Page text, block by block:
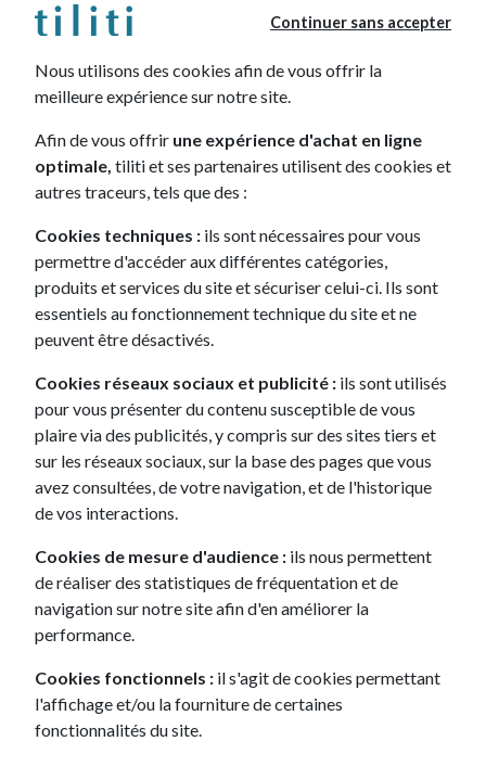
Continuer sans accepter
Nous utilisons des cookies afin de vous offrir la
meilleure expérience sur notre site.
Afin de vous offrir une expérience d'achat en ligne
optimale, tiliti et ses partenaires utilisent des cookies et
autres traceurs, tels que des :
Cookies techniques : ils sont nécessaires pour vous
permettre d'accéder aux différentes catégories,
produits et services du site et sécuriser celui-ci. Ils sont
essentiels au fonctionnement technique du site et ne
peuvent être désactivés.
Cookies réseaux sociaux et publicité : ils sont utilisés
pour vous présenter du contenu susceptible de vous
plaire via des publicités, y compris sur des sites tiers et
sur les réseaux sociaux, sur la base des pages que vous
avez consultées, de votre navigation, et de l'historique
de vos interactions.
Cookies de mesure d'audience : ils nous permettent
de réaliser des statistiques de fréquentation et de
navigation sur notre site afin d'en améliorer la
performance.
Cookies fonctionnels : il s'agit de cookies permettant
l'affichage et/ou la fourniture de certaines
fonctionnalités du site.
SUV, Crossover
à partir de
179€ /mois
18 véhicule(s) disponible(s)
PEUGEOT
208 II
Citadine
181€ /mois
9 véhicule(s) disponible(s)
Captur II
SUV, Crossover
à partir de
14 véhicule(s) disponible(s)